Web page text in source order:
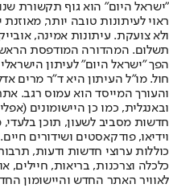
"ישראל היום" הוא גוף תקשורת
ראוי לעיתונות טובה יותר,
ולא צועקת. עיתונות אמינה,
הפך "ישראל היום" לעיתון
חול. מו"ל העיתון היא ד"ר מרים
והעורך המייסד הוא עמוס רגב.
חדשות מסביב לשעון, תוכן בלעדי,
וידיאו, פודקאסטים ושידורים
כוללות ערוצי חדשות ודעות,
לאוויר האתר החדש והיישומון